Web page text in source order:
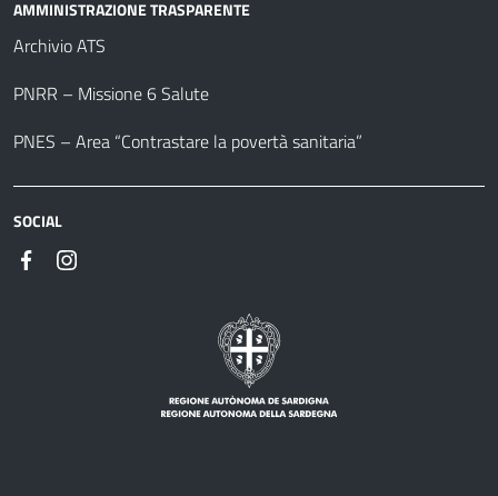
AMMINISTRAZIONE TRASPARENTE
Archivio ATS
PNRR – Missione 6 Salute
PNES – Area “Contrastare la povertà sanitaria”
SOCIAL